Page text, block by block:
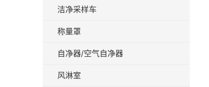
洁净采样车
称量罩
自净器/空气自净器
风淋室